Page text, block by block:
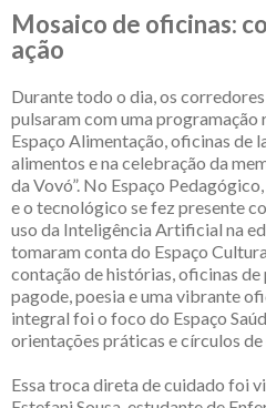
Mosaico de oficinas:
ação
Durante todo o dia, os
pulsaram com uma
Espaço Alimentação, oficinas de
alimentos e na celebração da
da Vovó”. No Espaço
e o tecnológico se fez presente
uso da Inteligência Artificial na
tomaram conta do Espaço
contação de histórias, oficinas de
pagode, poesia e uma vibrante
integral foi o foco do Espaço
orientações práticas e círculos
Essa troca direta de cuidado foi